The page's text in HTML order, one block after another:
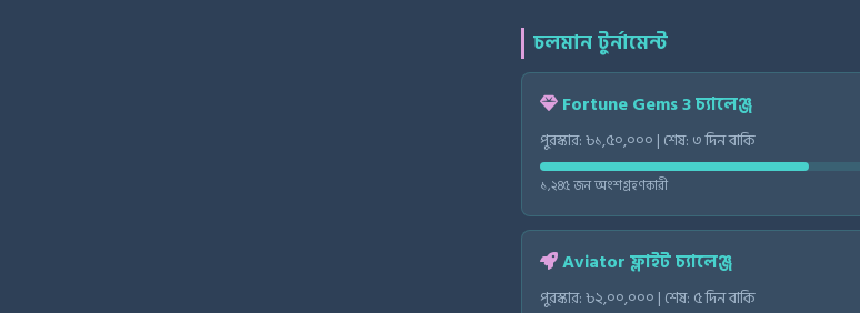
চলমান টুর্নামেন্ট
Fortune Gems 3 চ্যালেঞ্জ
পুরস্কার: ৳১,৫০,০০০ | শেষ: ৩ দিন বাকি
১,২৪৫ জন অংশগ্রহণকারী
Aviator ফ্লাইট চ্যালেঞ্জ
পুরস্কার: ৳২,০০,০০০ | শেষ: ৫ দিন বাকি